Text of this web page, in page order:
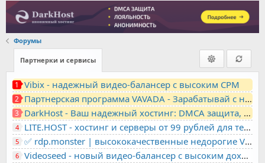
Форумы
Партнерки и сервисы
1 Vibix - надежный видео-балансер с высоким CPM
2 Партнерская программа VAVADA - Зарабатывай с нами!
3 DarkHost - Ваш надежный хостинг: DMCA защита, лояльность, анонимность
4 LITE.HOST - хостинг и серверы от 99 рублей для тех, кто любит не переплачивать. Доступ по SSH, поддержка PHP, GIT, COMPOSER, сертификаты Let's Encrypt
5 ✅ rdp.monster | высококачественные недорогие VPS, RDP - выделенные серверы
6 Videoseed - новый видео-балансер с высоким доходом